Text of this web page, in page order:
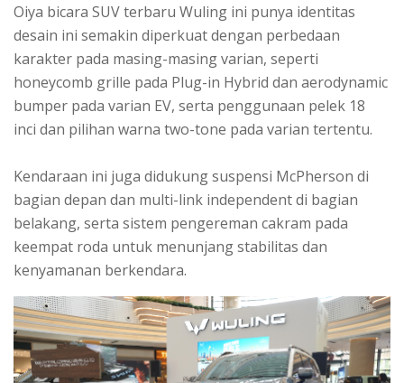
Oiya bicara SUV terbaru Wuling ini punya identitas
desain ini semakin diperkuat dengan perbedaan
karakter pada masing-masing varian, seperti
honeycomb grille pada Plug-in Hybrid dan aerodynamic
bumper pada varian EV, serta penggunaan pelek 18
inci dan pilihan warna two-tone pada varian tertentu.
Kendaraan ini juga didukung suspensi McPherson di
bagian depan dan multi-link independent di bagian
belakang, serta sistem pengereman cakram pada
keempat roda untuk menunjang stabilitas dan
kenyamanan berkendara.